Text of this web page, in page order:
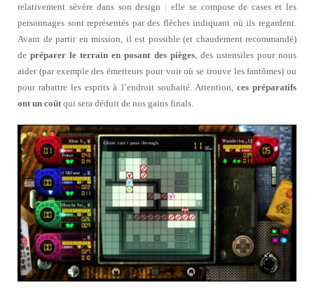
relativement sévère dans son design : elle se compose de cases et les
personnages sont représentés par des flèches indiquant où ils regardent.
Avant de partir en mission, il est possible (et chaudement recommandé)
depréparer le terrain en posant des pièges, des ustensiles pour nous
aider (par exemple des émetteurs pour voir où se trouve les fantômes) ou
pour rabattre les esprits à l’endroit souhaité. Attention, ces préparatifs
ont un coût qui sera déduit de nos gains finals.